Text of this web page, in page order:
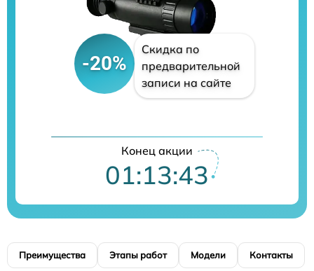
-20%
Скидка по
предварительной
записи на сайте
Конец акции
01:13:42
Преимущества Этапы работ Модели Контакты